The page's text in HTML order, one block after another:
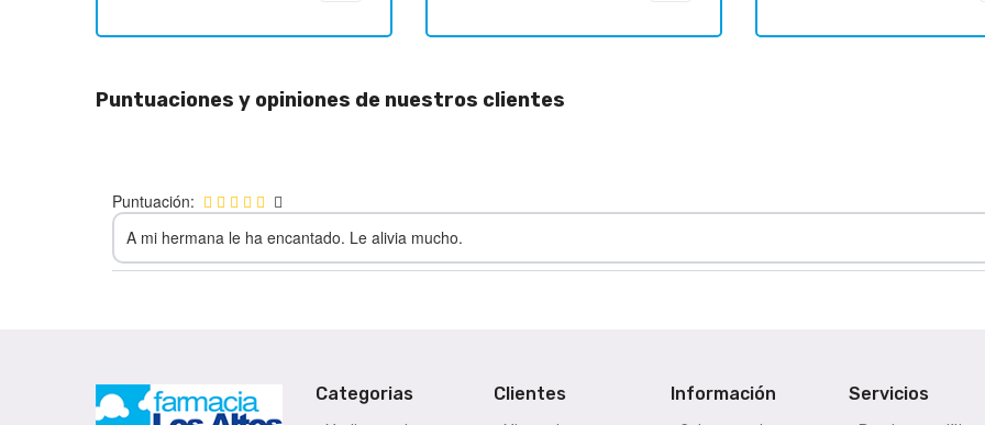
Puntuaciones y opiniones de nuestros clientes
Puntuación:
A mi hermana le ha encantado. Le alivia mucho.
Categorias Clientes Información Servicios